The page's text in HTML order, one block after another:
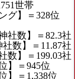
世帯
グ】＝328位
社数】＝82.3社
社数】＝11.87社
数】＝199.03社
】＝945位
】＝1,338位